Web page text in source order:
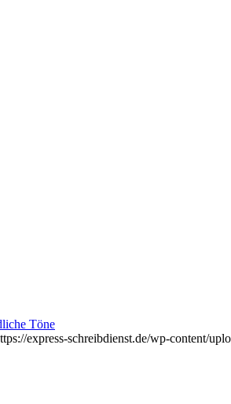
Töne
express-schreibdienst.de/wp-content/